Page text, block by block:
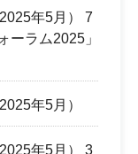
年5月） 7
ーラム2025」
年5月）
年5月） 3